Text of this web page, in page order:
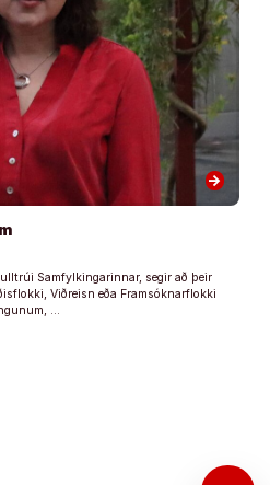
arrow_forward
Samfylkingarinnar, segir að þeir
Viðreisn eða Framsóknarflokki
…